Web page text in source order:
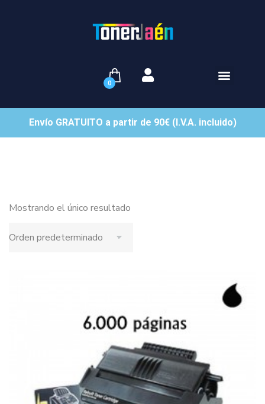
0
Envío GRATUITO a partir de 90€ (I.V.A. incluido)
Mostrando el único resultado